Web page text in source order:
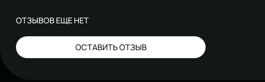
ОТЗЫВОВ ЕЩЕ НЕТ
ОСТАВИТЬ ОТЗЫВ